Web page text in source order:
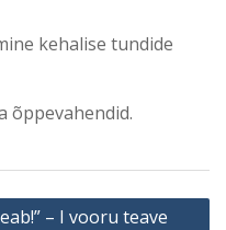
kehalise tundide
õppevahendid.
– I vooru teave